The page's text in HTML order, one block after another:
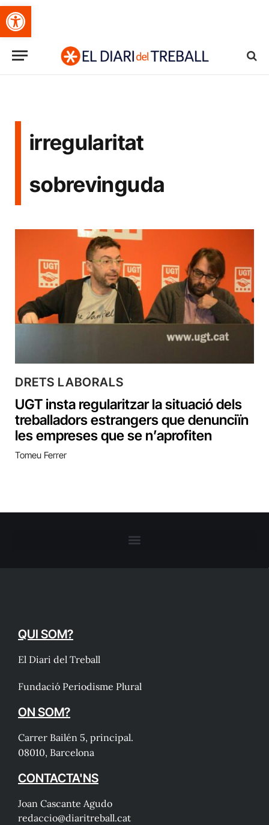
Obre la barra d'eines
irregularitat
sobrevinguda
DRETS LABORALS
UGT insta regularitzar la situació dels
treballadors estrangers que denunciïn
les empreses que se n’aprofiten
Tomeu Ferrer
QUI SOM?
El Diari del Treball
Fundació Periodisme Plural
ON SOM?
Carrer Bailén 5, principal.
08010, Barcelona
CONTACTA'NS
Joan Cascante Agudo
redaccio@diaritreball.cat